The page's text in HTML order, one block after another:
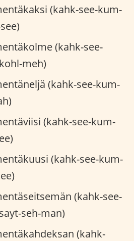
(kahk-see-kum-
(kahk-see-
meh)
(kahk-see-kum-
(kahk-see-kum-
(kahk-see-kum-
(kahk-see-
seh-man)
(kahk-